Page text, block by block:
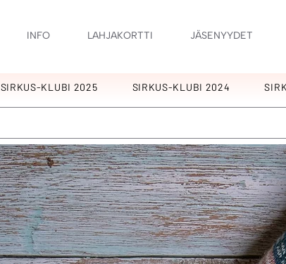
INFO LAHJAKORTTI JÄSENYYDET
SIRKUS-KLUBI 2025 SIRKUS-KLUBI 2024